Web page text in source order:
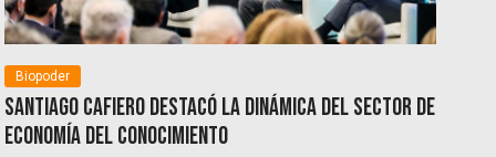
Biopoder
Santiago Cafiero destacó la dinámica del sector de
economía del conocimiento